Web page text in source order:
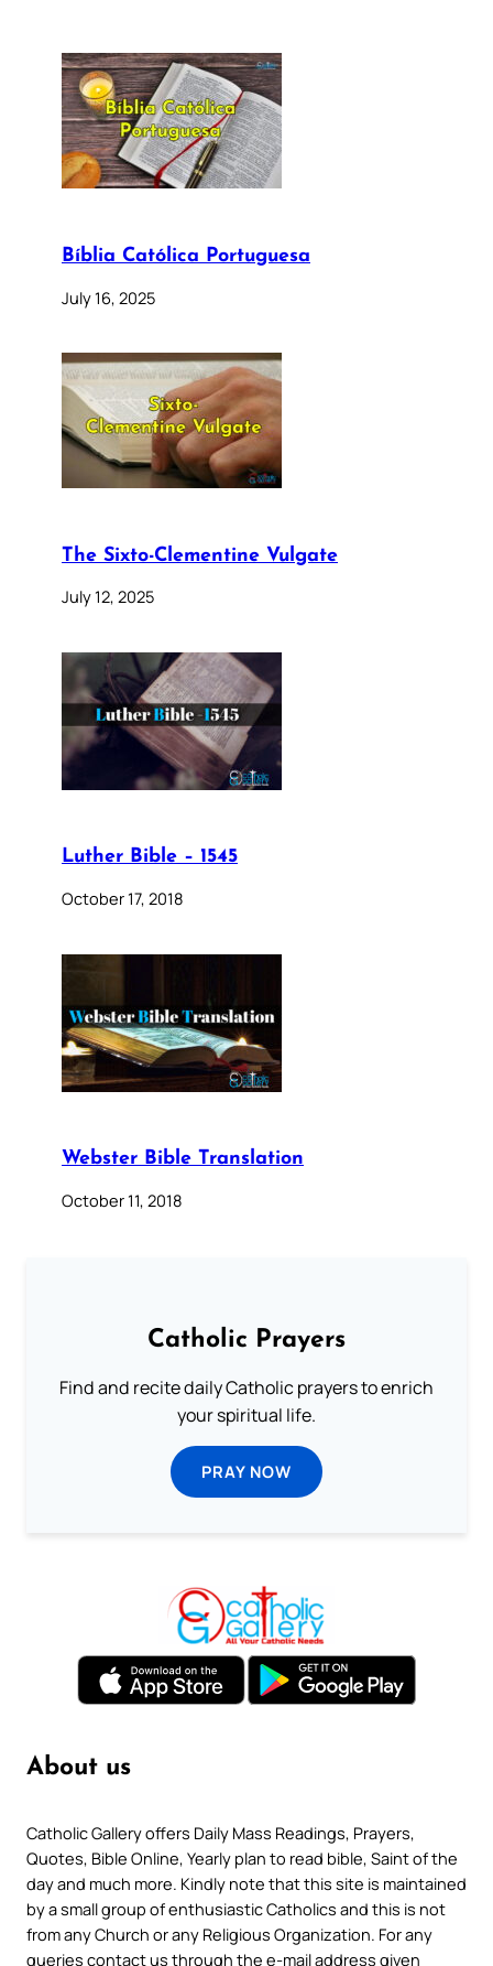
Bíblia Católica Portuguesa
July 16, 2025
The Sixto-Clementine Vulgate
July 12, 2025
Luther Bible – 1545
October 17, 2018
Webster Bible Translation
October 11, 2018
Catholic Prayers
Find and recite daily Catholic prayers to enrich
your spiritual life.
PRAY NOW
About us
Catholic Gallery offers Daily Mass Readings, Prayers,
Quotes, Bible Online, Yearly plan to read bible, Saint of the
day and much more. Kindly note that this site is maintained
by a small group of enthusiastic Catholics and this is not
from any Church or any Religious Organization. For any
queries contact us through the e-mail address given